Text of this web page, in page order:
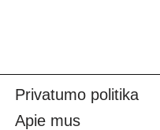
Privatumo politika
Apie mus